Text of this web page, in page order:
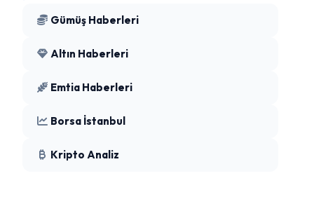
Gümüş Haberleri
Altın Haberleri
Emtia Haberleri
Borsa İstanbul
Kripto Analiz